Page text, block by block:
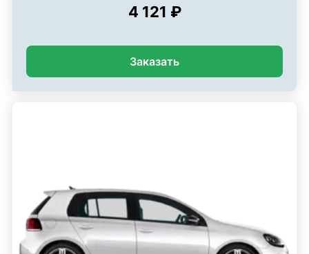
4 121 ₽
Заказать